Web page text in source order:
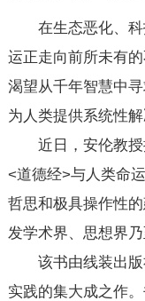
在生态恶化、科
运正走向前所未有
渴望从千年智慧中
为人类提供系统性解
近日，安伦教授
<道德经>与人类命
哲思和极具操作性
发学术界、思想界
该书由线装出版
实践的集大成之作